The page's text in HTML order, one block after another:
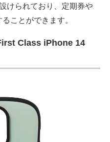
けられており、定期券や
ことができます。
Class iPhone 14